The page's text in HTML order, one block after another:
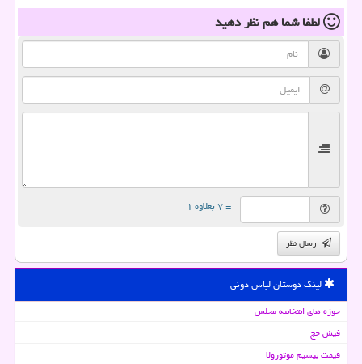
لطفا شما همنظر دهید
= ۷ بعلاوه ۱
ارسال نظر
لینک دوستان لباس دونی
حوزه های انتخابیه مجلس
فیش حج
قیمت بیسیم موتورولا